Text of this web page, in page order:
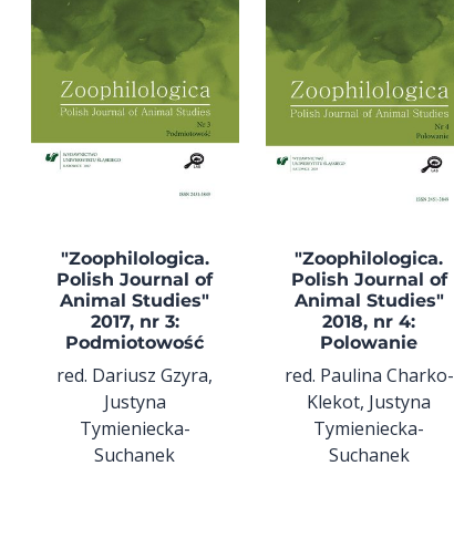
"Zoophilologica.
Polish Journal of
Animal Studies"
2017, nr 3:
Podmiotowość
red. Dariusz Gzyra,
Justyna
Tymieniecka-
Suchanek
"Zoophilologica.
Polish Journal of
Animal Studies"
2018, nr 4:
Polowanie
red. Paulina Charko-
Klekot, Justyna
Tymieniecka-
Suchanek